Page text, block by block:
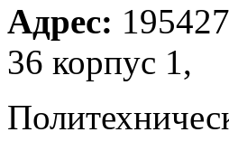
Адрес:
36 корпус 1,